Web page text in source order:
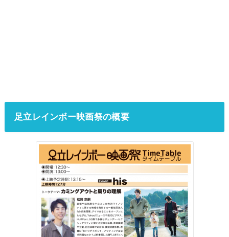
足立レインボー映画祭の概要